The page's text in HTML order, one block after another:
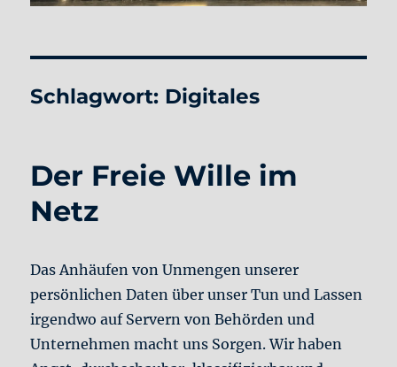
Schlagwort: Digitales
Der Freie Wille im
Netz
Das Anhäufen von Unmengen unserer
persönlichen Daten über unser Tun und Lassen
irgendwo auf Servern von Behörden und
Unternehmen macht uns Sorgen. Wir haben